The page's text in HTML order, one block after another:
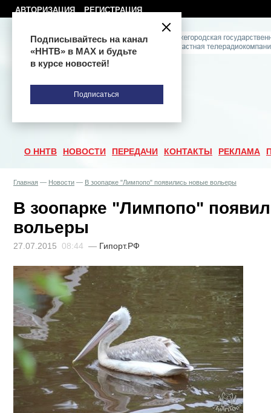
АВТОРИЗАЦИЯ РЕГИСТРАЦИЯ
О ННТВ НОВОСТИ ПЕРЕДАЧИ КОНТАКТЫ РЕКЛАМА
Главная — Новости — В зоопарке "Лимпопо" появились новые вольеры
В зоопарке "Лимпопо"
вольеры
27.07.2015 08:44 — Гипорт.РФ
Подписывайтесь на канал
«ННТВ» в МАХ и будьте
в курсе новостей!
Подписаться